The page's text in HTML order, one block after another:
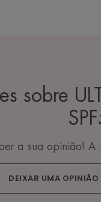
sobre
a sua opinião!
DEIXAR UMA OPINIÃO